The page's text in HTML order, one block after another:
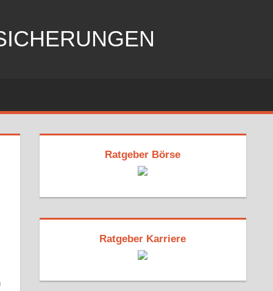
Ratgeber Börse
Ratgeber Karriere